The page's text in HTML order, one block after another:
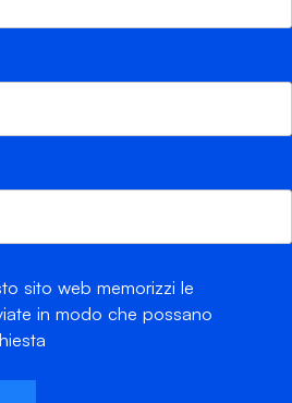
sito web memorizzi le
in modo che possano